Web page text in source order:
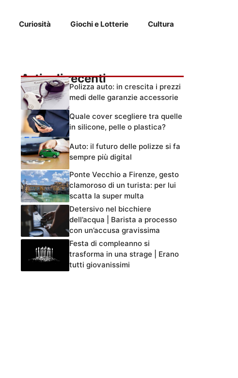
Curiosità Giochi e Lotterie Cultura
Articoli recenti
Polizza auto: in crescita i prezzi
medi delle garanzie accessorie
Quale cover scegliere tra quelle
in silicone, pelle o plastica?
Auto: il futuro delle polizze si fa
sempre più digital
Ponte Vecchio a Firenze, gesto
clamoroso di un turista: per lui
scatta la super multa
Detersivo nel bicchiere
dell’acqua | Barista a processo
con un’accusa gravissima
Festa di compleanno si
trasforma in una strage | Erano
tutti giovanissimi